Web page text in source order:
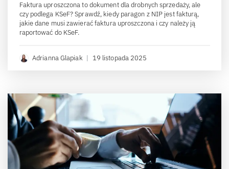
Faktura uproszczona to dokument dla drobnych sprzedaży, ale
czy podlega KSeF? Sprawdź, kiedy paragon z NIP jest fakturą,
jakie dane musi zawierać faktura uproszczona i czy należy ją
raportować do KSeF.
Adrianna Glapiak | 19 listopada 2025